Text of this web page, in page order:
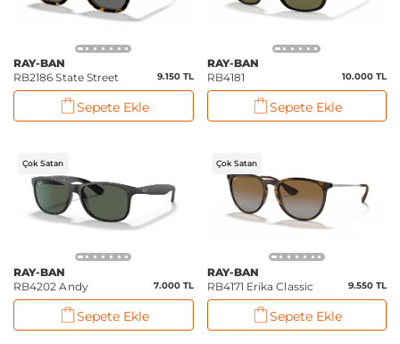
RAY-BAN
RB2186 State Street
9.150 TL
Sepete Ekle
RAY-BAN
RB4181
10.000 TL
Sepete Ekle
Çok Satan
RAY-BAN
RB4202 Andy
7.000 TL
Sepete Ekle
Çok Satan
RAY-BAN
RB4171 Erika Classic
9.550 TL
Sepete Ekle